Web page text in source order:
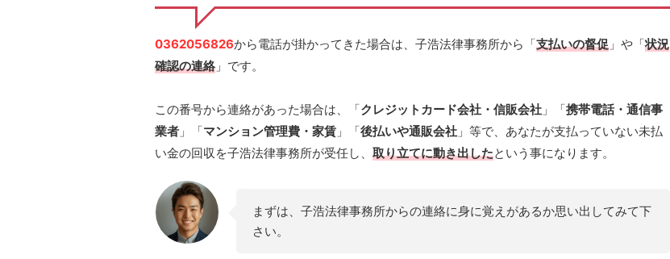
0362056826から電話が掛かってきた場合は、子浩法律事務所から「支払いの督促 」や「状況
確認の連絡」です。
この番号から連絡があった場合は、「クレジットカード会社・信販会社 」「携帯電話・通信事
業者 」「マンション管理費・家賃 」「後払いや通販会社 」等で、あなたが支払っていない未払
い金の回収を子浩法律事務所が受任し、 取り立てに動き出したという事になります。
まずは、子浩法律事務所からの連絡に身に覚えがあるか思い出してみて下
さい。